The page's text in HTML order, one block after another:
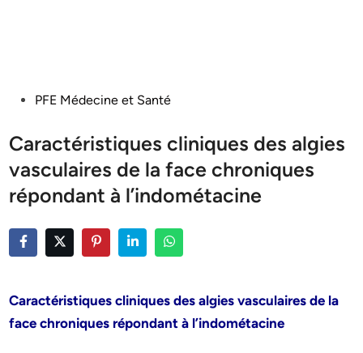
PostedPFE Médecine et Santé
Caractéristiques cliniques des algies
vasculaires de la face chroniques
répondant à l’indométacine
Caractéristiques cliniques des algies vasculaires de la
face chroniques répondant à l’indométacine